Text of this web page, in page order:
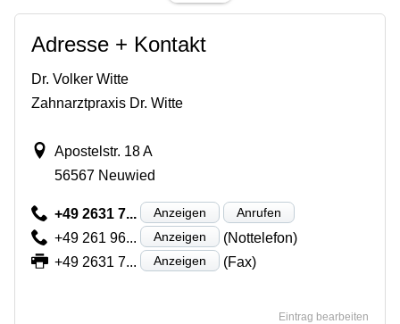
Adresse + Kontakt
Dr. Volker Witte
Zahnarztpraxis Dr. Witte
Apostelstr. 18 A
56567 Neuwied
+49 2631 7... Anzeigen Anrufen
+49 261 96... Anzeigen
(Nottelefon)
+49 2631 7...
Anzeigen (Fax)
Eintrag bearbeiten